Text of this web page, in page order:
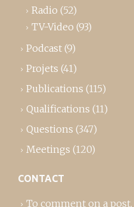
Radio (52)
TV-Video (93)
Podcast (9)
Projets (41)
Publications (115)
Qualifications (11)
Questions (347)
Meetings (120)
CONTACT
To comment on a post,